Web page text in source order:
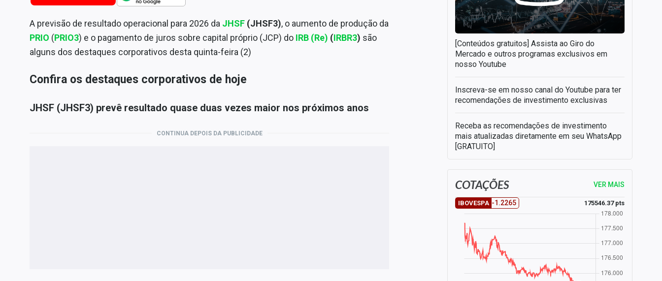
A previsão de resultado operacional para 2026 da JHSF (JHSF3), o aumento de produção da
PRIO (PRIO3) e o pagamento de juros sobre capital próprio (JCP) do IRB (Re) (IRBR3) são
alguns dos destaques corporativos desta quinta-feira (2)
Confira os destaques corporativos de hoje
JHSF (JHSF3) prevê resultado quase duas vezes maior nos próximos anos
CONTINUA DEPOIS DA PUBLICIDADE
[Conteúdos gratuitos] Assista ao Giro do
Mercado e outros programas exclusivos em
nosso Youtube
Inscreva-se em nosso canal do Youtube para ter
recomendações de investimento exclusivas
Receba as recomendações de investimento
mais atualizadas diretamente em seu WhatsApp
[GRATUITO]
COTAÇÕES VER MAIS
IBOVESPA -1.2265 175546.37 pts